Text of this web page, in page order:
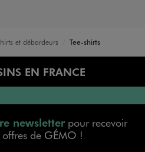
et débardeurs Tee-shirts
EN FRANCE
newsletterpour recevoir
offres de GÉMO !